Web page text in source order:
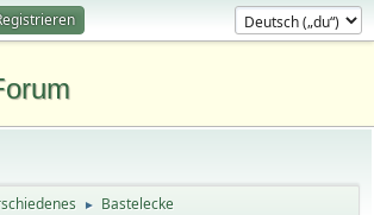
► Bastelecke